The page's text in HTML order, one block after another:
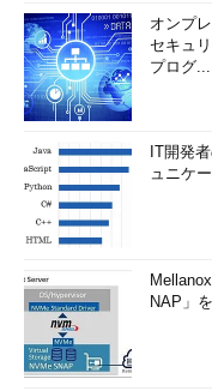
オンプ
セキュ
プログ...
IT開発
ュニケ
NAP」